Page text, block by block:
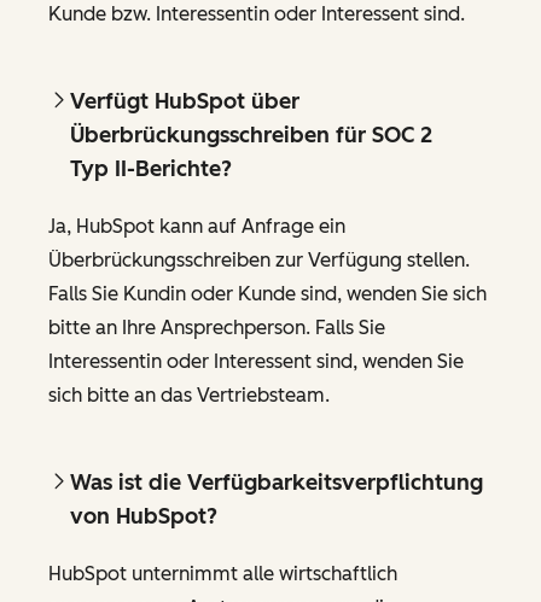
Kunde bzw. Interessentin oder Interessent sind.
Verfügt HubSpot über
Überbrückungsschreiben für SOC 2
Typ II-Berichte?
Ja, HubSpot kann auf Anfrage ein
Überbrückungsschreiben zur Verfügung stellen.
Falls Sie Kundin oder Kunde sind, wenden Sie sich
bitte an Ihre Ansprechperson. Falls Sie
Interessentin oder Interessent sind, wenden Sie
sich bitte an das Vertriebsteam.
Was ist die Verfügbarkeitsverpflichtung
von HubSpot?
HubSpot unternimmt alle wirtschaftlich